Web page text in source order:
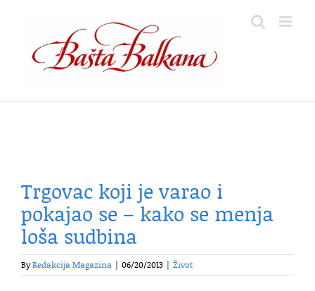
content
Trgovac koji je varao i
pokajao se – kako se menja
loša sudbina
ByRedakcija Magazina 06/20/2013 Život